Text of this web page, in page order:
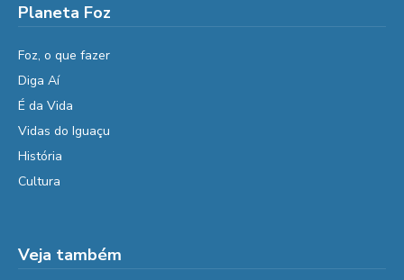
Planeta Foz
Foz, o que fazer
Diga Aí
É da Vida
Vidas do Iguaçu
História
Cultura
Veja também